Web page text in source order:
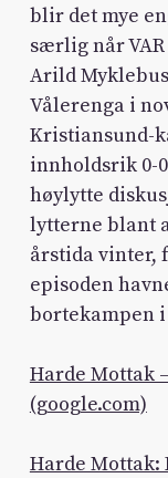
blir det mye
særlig når
Arild
Vålerenga i
Kristiansund-
innholdsrik 0-
høylytte
lytterne blant
årstida vinter,
episoden
bortekampen i
Harde Mottak
(google.com)
Harde Mottak: